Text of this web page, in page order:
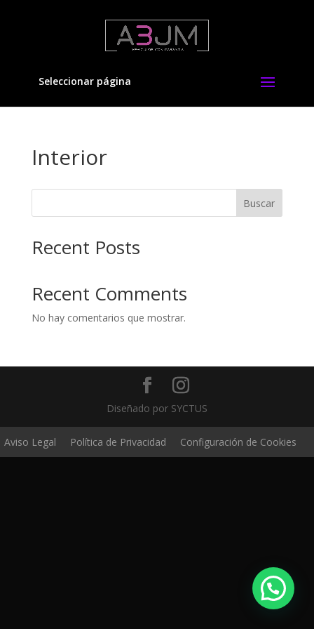
Seleccionar página
Interior
Buscar
Recent Posts
Recent Comments
No hay comentarios que mostrar.
Diseñado por SYCTUS
Aviso Legal Política de Privacidad Configuración de Cookies